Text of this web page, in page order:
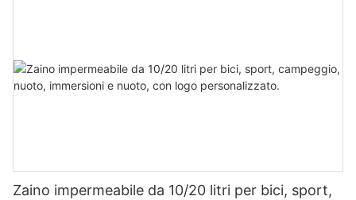
Zaino impermeabile da 10/20 litri per bici, sport,